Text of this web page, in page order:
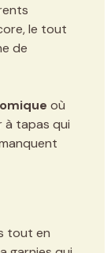
le tout
de
où
à tapas qui
tout en